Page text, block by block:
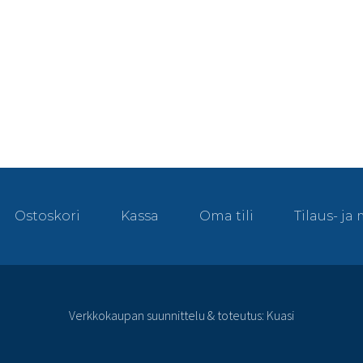
Ostoskori Kassa Oma tili Tilaus- ja
Verkkokaupan suunnittelu & toteutus: Kuasi